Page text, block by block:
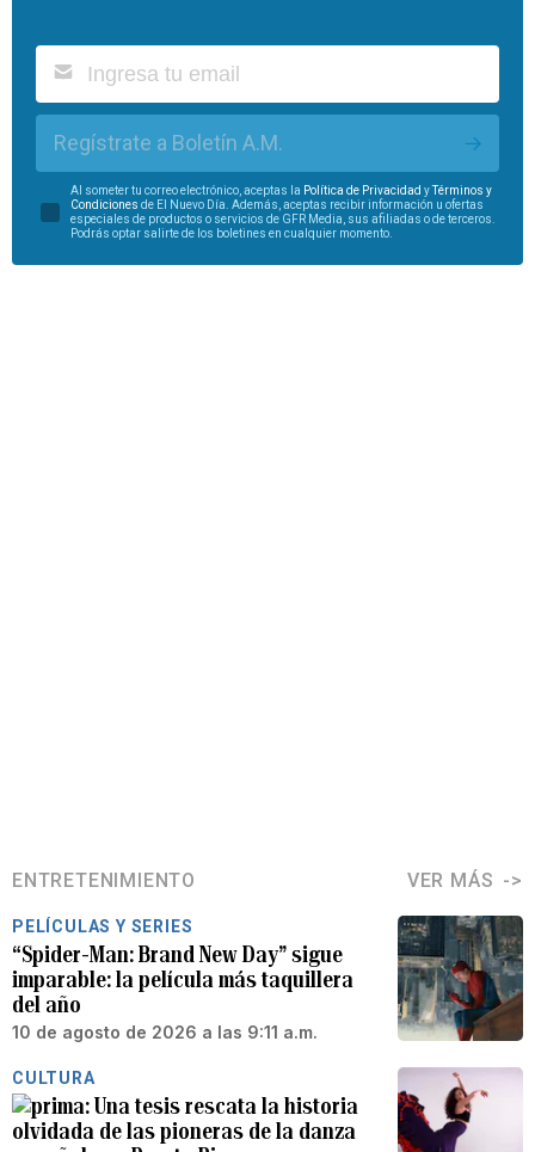
Regístrate a Boletín A.M.
Al someter tu correo electrónico, aceptas la Política de Privacidad yTérminos y
Condiciones de El Nuevo Día. Además, aceptas recibir información u ofertas
especiales de productos o servicios de GFR Media, sus afiliadas o de terceros.
Podrás optar salirte de los boletines en cualquier momento.
ENTRETENIMIENTO VER MÁS
PELÍCULAS Y SERIES
“Spider-Man: Brand New Day” sigue
imparable: la película más taquillera
del año
10 de agosto de 2026 a las 9:11 a.m.
CULTURA
Una tesis rescata la historia
olvidada de las pioneras de la danza